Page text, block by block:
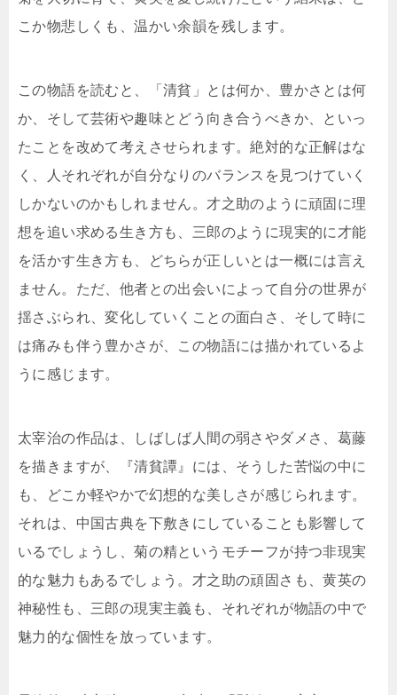
こか物悲しくも、温かい余韻を残します。
この物語を読むと、「清貧」とは何か、豊かさとは何
か、そして芸術や趣味とどう向き合うべきか、といっ
たことを改めて考えさせられます。絶対的な正解はな
く、人それぞれが自分なりのバランスを見つけていく
しかないのかもしれません。才之助のように頑固に理
想を追い求める生き方も、三郎のように現実的に才能
を活かす生き方も、どちらが正しいとは一概には言え
ません。ただ、他者との出会いによって自分の世界が
揺さぶられ、変化していくことの面白さ、そして時に
は痛みも伴う豊かさが、この物語には描かれているよ
うに感じます。
太宰治の作品は、しばしば人間の弱さやダメさ、葛藤
を描きますが、『清貧譚』には、そうした苦悩の中に
も、どこか軽やかで幻想的な美しさが感じられます。
それは、中国古典を下敷きにしていることも影響して
いるでしょうし、菊の精というモチーフが持つ非現実
的な魅力もあるでしょう。才之助の頑固さも、黄英の
神秘性も、三郎の現実主義も、それぞれが物語の中で
魅力的な個性を放っています。